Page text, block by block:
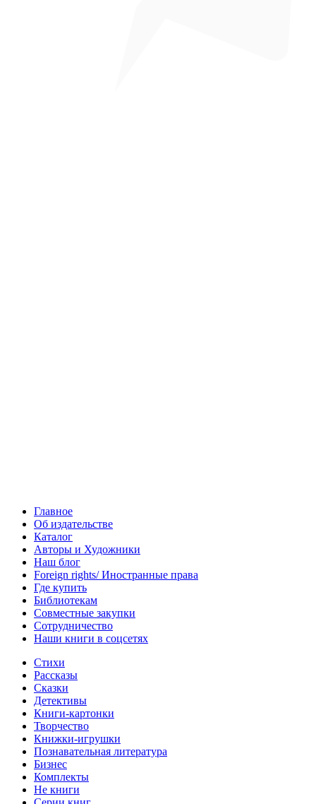
Главное
Об издательстве
Каталог
Авторы и Художники
Наш блог
Foreign rights/ Иностранные права
Где купить
Библиотекам
Совместные закупки
Сотрудничество
Наши книги в соцсетях
Стихи
Рассказы
Сказки
Детективы
Книги-картонки
Творчество
Книжки-игрушки
Познавательная литература
Бизнес
Комплекты
Не книги